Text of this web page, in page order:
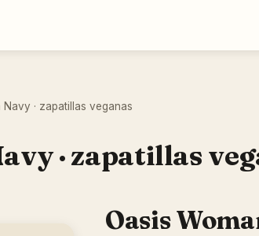
Navy · zapatillas veganas
· zapatillas
Oasis